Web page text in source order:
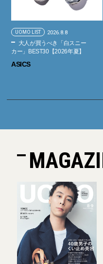
UOMO LIST 2026.8.8
大人が買うべき「白スニー
カー」BEST30【2026年夏】
ASICS